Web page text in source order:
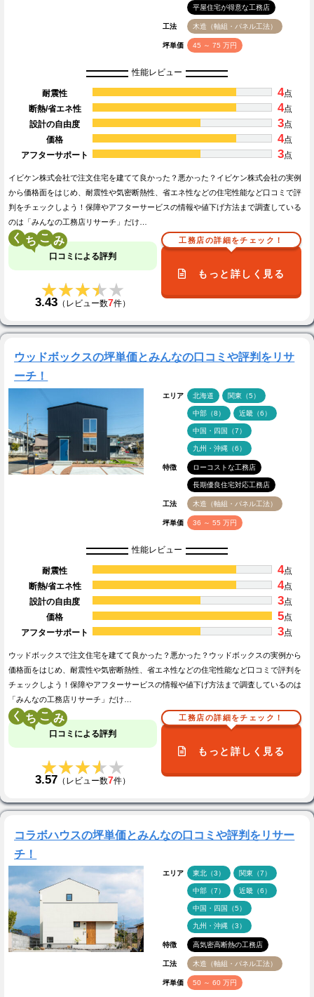
平屋住宅が得意な工務店
工法 木造（軸組・パネル工法）
坪単価 45 ～ 75 万円
性能レビュー
耐震性 4点
断熱/省エネ性
4点
設計の自由度
3点
価格
4点
アフターサポート
3点
イビケン株式会社で注文住宅を建てて良かった？悪かった？イビケン株式会社の実例
から価格面をはじめ、耐震性や気密断熱性、省エネ性などの住宅性能など口コミで評
判をチェックしよう！保障やアフターサービスの情報や値下げ方法まで調査している
のは「みんなの工務店リサーチ」だけ…
く こ
口コミによる評判
★★★★★
★★★★★
3.43 （レビュー数7件）
工務店の詳細をチェック！
もっと詳しく見る
ウッドボックスの坪単価とみんなの口コミや評判をリサ
ーチ！
エリア 北海道 関東（5）
中部（8） 近畿（6）
中国・四国（7）
九州・沖縄（6）
特徴 ローコストな工務店
長期優良住宅対応工務店
工法 木造（軸組・パネル工法）
坪単価 36 ～ 55 万円
性能レビュー
耐震性 4点
断熱/省エネ性
4点
設計の自由度
3点
価格
5点
アフターサポート
3点
ウッドボックスで注文住宅を建てて良かった？悪かった？ウッドボックスの実例から
価格面をはじめ、耐震性や気密断熱性、省エネ性などの住宅性能など口コミで評判を
チェックしよう！保障やアフターサービスの情報や値下げ方法まで調査しているのは
「みんなの工務店リサーチ」だけ…
く こ
口コミによる評判
★★★★★
★★★★★
3.57 （レビュー数7件）
工務店の詳細をチェック！
もっと詳しく見る
コラボハウスの坪単価とみんなの口コミや評判をリサー
チ！
エリア 東北（3） 関東（7）
中部（7） 近畿（6）
中国・四国（5）
九州・沖縄（3）
特徴 高気密高断熱の工務店
工法 木造（軸組・パネル工法）
坪単価 50 ～ 60 万円